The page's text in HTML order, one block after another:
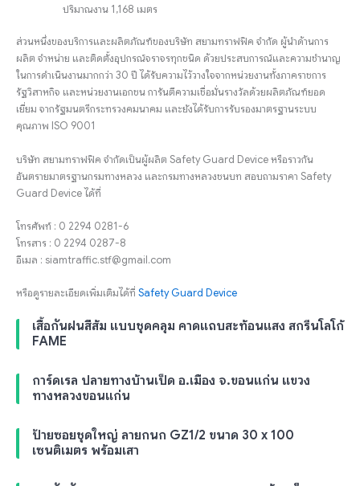
ปริมาณงาน 1,168 เมตร
ส่วนหนึ่งของบริการและผลิตภัณฑ์ของบริษัท สยามทราฟฟิค จำกัด ผู้นำด้านการ
ผลิต จำหน่าย และติดตั้งอุปกรณ์จราจรทุกชนิด ด้วยประสบการณ์และความชำนาญ
ในการดำเนินงานมากกว่า 30 ปี ได้รับความไว้วางใจจากหน่วยงานทั้งภาคราชการ
รัฐวิสาหกิจ และหน่วยงานเอกชน การันตีความเชื่อมั่นรางวัลด้วยผลิตภัณฑ์ยอด
เยี่ยม จากรัฐมนตรีกระทรวงคมนาคม และยังได้รับการรับรองมาตรฐานระบบ
คุณภาพ ISO 9001
บริษัท สยามทราฟฟิค จำกัดเป็นผู้ผลิต Safety Guard Device หรือราวกัน
อันตรายมาตรฐานกรมทางหลวง และกรมทางหลวงชนบท สอบถามราคา Safety
Guard Device ได้ที่
โทรศัพท์ : 0 2294 0281-6
โทรสาร : 0 2294 0287-8
อีเมล : siamtraffic.stf@gmail.com
หรือดูรายละเอียดเพิ่มเติมได้ที่ Safety Guard Device
เสื้อกันฝนสีส้ม แบบชุดคลุม คาดแถบสะท้อนแสง สกรีนโลโก้
FAME
การ์ดเรล ปลายทางบ้านเป็ด อ.เมือง จ.ขอนแก่น แขวง
ทางหลวงขอนแก่น
ป้ายซอยชุดใหญ่ ลายกนก GZ1/2 ขนาด 30 x 100
เซนติเมตร พร้อมเสา